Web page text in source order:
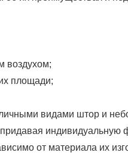
воздухом;
площади;
видами штор и
индивидуальную
от материала их